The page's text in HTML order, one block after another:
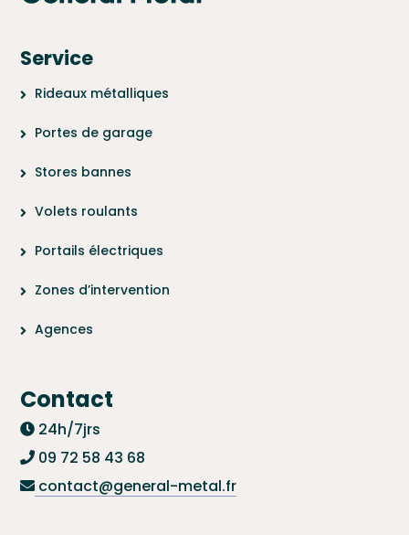
Service
Rideaux métalliques
Portes de garage
Stores bannes
Volets roulants
Portails électriques
Zones d’intervention
Agences
Contact
24h/7jrs
09 72 58 43 68
contact@general-metal.fr